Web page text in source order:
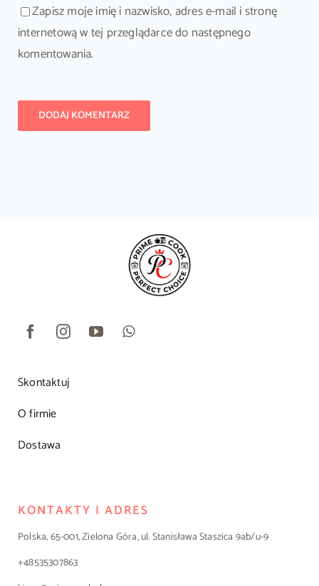
Zapisz moje imię i nazwisko, adres e-mail i stronę
internetową w tej przeglądarce do następnego
komentowania.
Skontaktuj
O firmie
Dostawa
KONTAKTY I ADRES
Polska, 65-001, Zielona Góra, ul. Stanisława Staszica 9ab/u-9
+48535307863